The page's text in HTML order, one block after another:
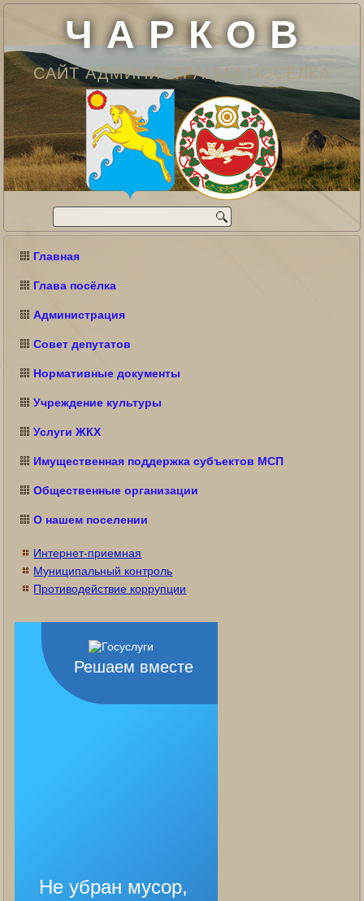
Ч А Р К О В
САЙТ АДМИНИСТРАЦИИ ПОСЁЛКА
Главная
Глава посёлка
Администрация
Совет депутатов
Нормативные документы
Учреждение культуры
Услуги ЖКХ
Имущественная поддержка субъектов МСП
Общественные организации
О нашем поселении
Интернет-приемная
Муниципальный контроль
Противодействие коррупции
Решаем вместе
Не убран мусор,